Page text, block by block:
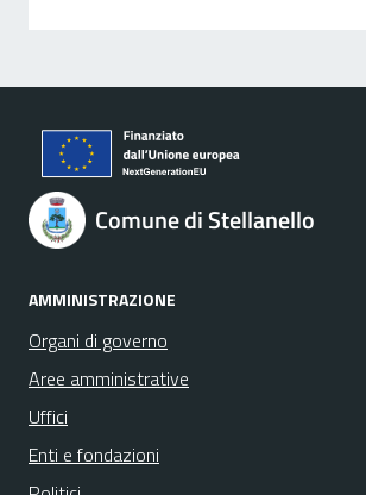
Comune di Stellanello
AMMINISTRAZIONE
Organi di governo
Aree amministrative
Uffici
Enti e fondazioni